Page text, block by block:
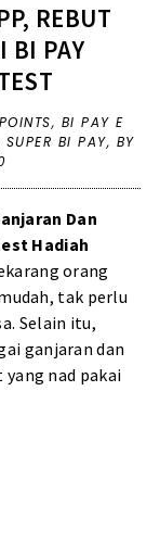
REBUT
BI PAY
, BI PAY E
SUPER BI PAY, BY
Dan
Hadiah
orang
tak perlu
Selain itu,
ganjaran dan
nad pakai